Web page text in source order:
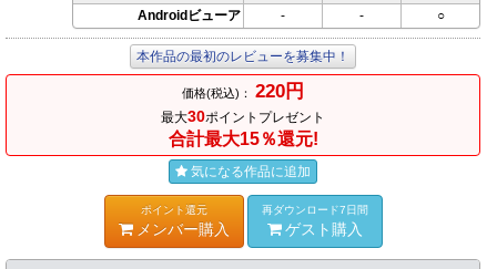
Androidビューア
- - ○
本作品の最初のレビューを募集中！
価格(税込)： 220円
最大30ポイントプレゼント
合計最大15％還元!
気になる作品に追加
ポイント還元
メンバー購入
再ダウンロード7日間
ゲスト購入